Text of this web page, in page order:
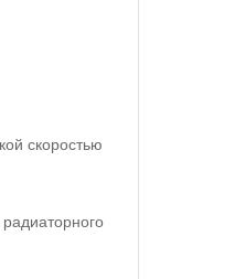
скоростью